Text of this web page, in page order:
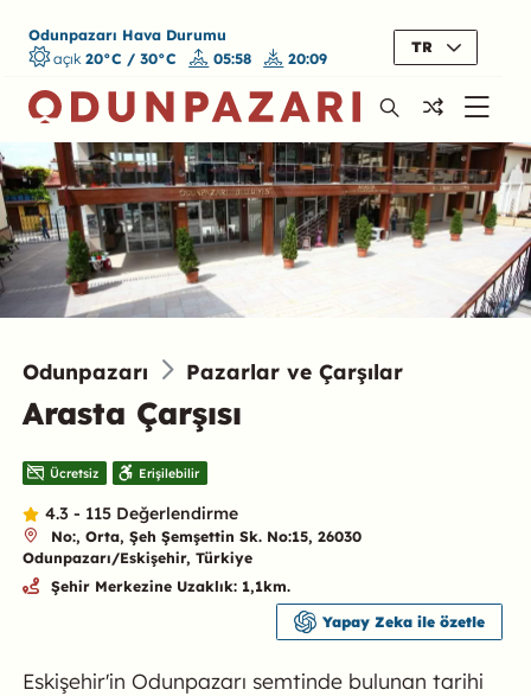
Odunpazarı Hava Durumu
açık 20°C / 30°C 05:58 20:09
TR
Odunpazarı Pazarlar ve Çarşılar
Arasta Çarşısı
Eskişehir'in Odunpazarı semtinde bulunan tarihi
Ücretsiz Erişilebilir
4.3 - 115 Değerlendirme
No:, Orta, Şeh Şemşettin Sk. No:15, 26030
Odunpazarı/Eskişehir, Türkiye
Şehir Merkezine Uzaklık: 1,1km.
Yapay Zeka ile özetle